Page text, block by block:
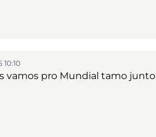
vamos pro Mundial tamo junto